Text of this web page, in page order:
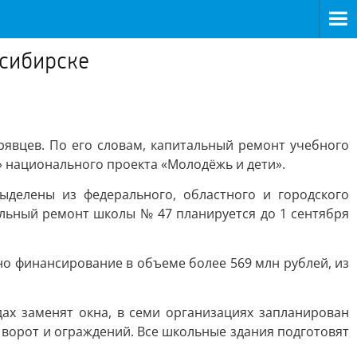
По его словам, капитальный ремонт учебного
проекта «Молодёжь и дети».
из федерального, областного и городского
ремонт школы № 47 планируется до 1 сентября
финансирование в объеме более 569 млн рублей, из
заменят окна, в семи организациях запланирован
и ограждений. Все школьные здания подготовят